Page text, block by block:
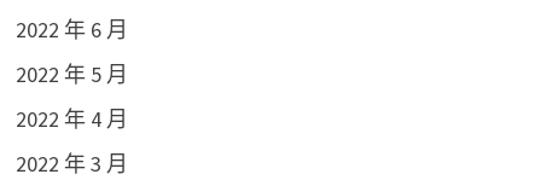
2022 年 6 月
2022 年 5 月
2022 年 4 月
2022 年 3 月